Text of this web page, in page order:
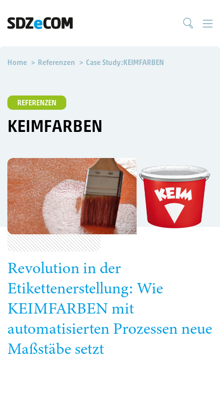
Home Referenzen Case Study:KEIMFARBEN
REFERENZEN
KEIMFARBEN
Revolution in der
Etikettenerstellung: Wie
KEIMFARBEN mit
automatisierten Prozessen neue
Maßstäbe setzt